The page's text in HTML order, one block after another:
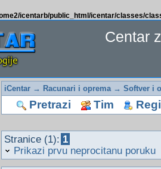
icentarb/public_html/icentar/classes/
Centar
iCentar→ Racunari i oprema→ Softver i
Pretrazi Tim
Stranice (1): 1
Prikazi prvu neprocitanu poruku